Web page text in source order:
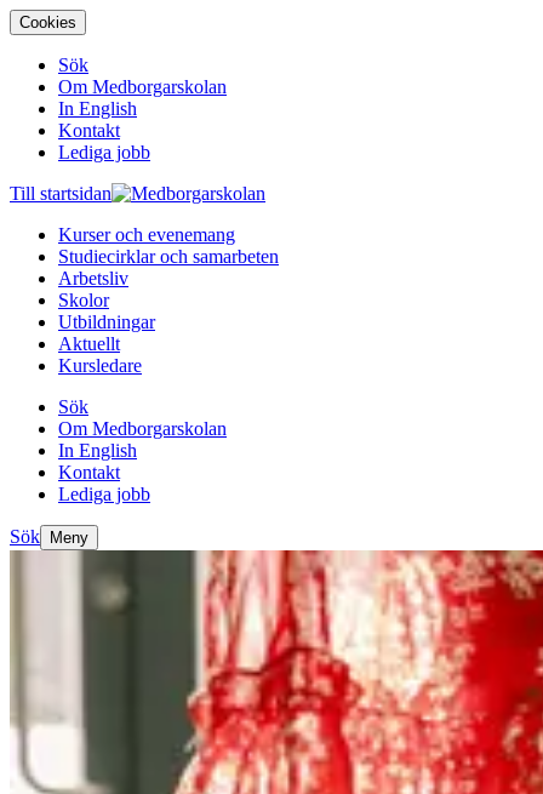
Cookies
Sök
Om Medborgarskolan
In English
Kontakt
Lediga jobb
Till startsidan
Kurser och evenemang
Studiecirklar och samarbeten
Arbetsliv
Skolor
Utbildningar
Aktuellt
Kursledare
Sök
Om Medborgarskolan
In English
Kontakt
Lediga jobb
Sök Meny